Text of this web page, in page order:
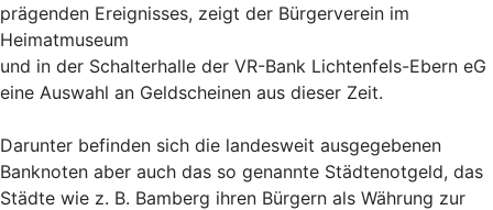
prägenden Ereignisses, zeigt der Bürgerverein im
Heimatmuseum
und in der Schalterhalle der VR-Bank Lichtenfels-Ebern eG
eine Auswahl an Geldscheinen aus dieser Zeit.
Darunter befinden sich die landesweit ausgegebenen
Banknoten aber auch das so genannte Städtenotgeld, das
Städte wie z. B. Bamberg ihren Bürgern als Währung zur